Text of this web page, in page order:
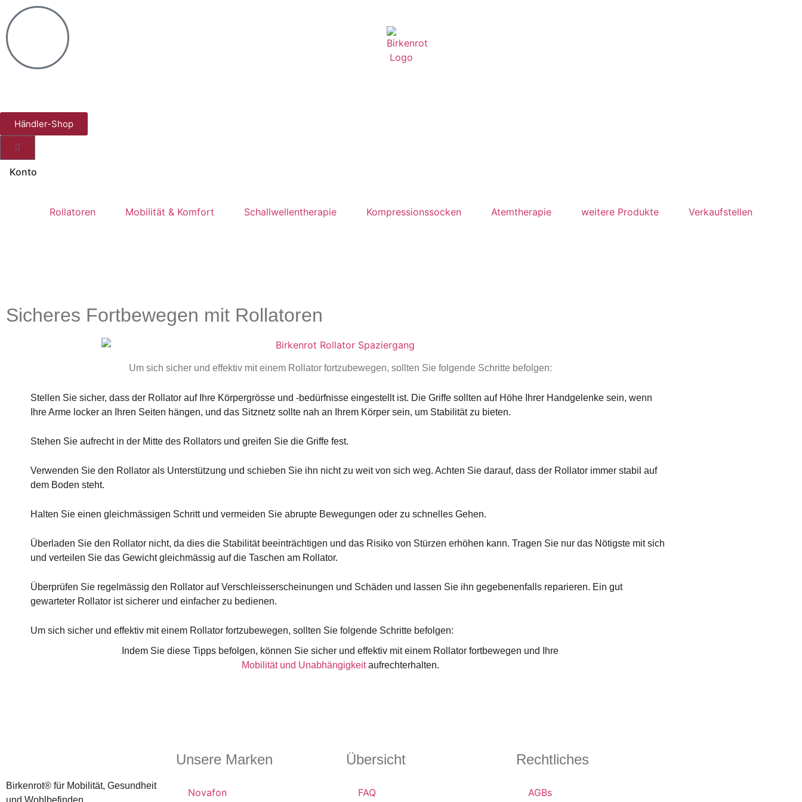
Händler-Shop
Konto
Rollatoren Mobilität & Komfort Schallwellentherapie Kompressionssocken Atemtherapie weitere Produkte Verkaufstellen
Sicheres Fortbewegen mit Rollatoren
Um sich sicher und effektiv mit einem Rollator fortzubewegen, sollten Sie folgende Schritte befolgen:
Stellen Sie sicher, dass der Rollator auf Ihre Körpergrösse und -bedürfnisse eingestellt ist. Die Griffe sollten auf Höhe Ihrer Handgelenke sein, wenn
Ihre Arme locker an Ihren Seiten hängen, und das Sitznetz sollte nah an Ihrem Körper sein, um Stabilität zu bieten.
Stehen Sie aufrecht in der Mitte des Rollators und greifen Sie die Griffe fest.
Verwenden Sie den Rollator als Unterstützung und schieben Sie ihn nicht zu weit von sich weg. Achten Sie darauf, dass der Rollator immer stabil auf
dem Boden steht.
Halten Sie einen gleichmässigen Schritt und vermeiden Sie abrupte Bewegungen oder zu schnelles Gehen.
Überladen Sie den Rollator nicht, da dies die Stabilität beeinträchtigen und das Risiko von Stürzen erhöhen kann. Tragen Sie nur das Nötigste mit sich
und verteilen Sie das Gewicht gleichmässig auf die Taschen am Rollator.
Überprüfen Sie regelmässig den Rollator auf Verschleisserscheinungen und Schäden und lassen Sie ihn gegebenenfalls reparieren. Ein gut
gewarteter Rollator ist sicherer und einfacher zu bedienen.
Um sich sicher und effektiv mit einem Rollator fortzubewegen, sollten Sie folgende Schritte befolgen:
Indem Sie diese Tipps befolgen, können Sie sicher und effektiv mit einem Rollator fortbewegen und Ihre
Mobilität und Unabhängigkeitaufrechterhalten.
Birkenrot® für Mobilität, Gesundheit
und Wohlbefinden.
Unsere Marken
Novafon
Übersicht
FAQ
Rechtliches
AGBs